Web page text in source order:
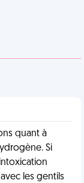
quant à
Si
les gentils